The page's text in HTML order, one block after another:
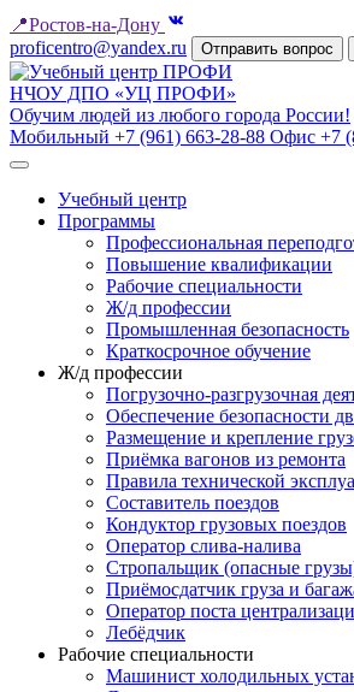
📍Ростов-на-Дону
proficentro@yandex.ru
Отправить вопрос
НЧОУ ДПО «УЦ ПРОФИ»
Обучим людей из любого города России!
Мобильный +7 (961) 663-28-88 Офис +7
Учебный центр
Программы
Профессиональная
Повышение квалификации
Рабочие специальности
Ж/д профессии
Промышленная безопасность
Краткосрочное обучение
Ж/д профессии
Погрузочно-разгрузочная
Обеспечение безопасности
Размещение и крепление
Приёмка вагонов из ремонта
Правила технической
Составитель поездов
Кондуктор грузовых поездов
Оператор слива-налива
Стропальщик (опасные
Приёмосдатчик груза и
Оператор поста
Лебёдчик
Рабочие специальности
Машинист холодильных